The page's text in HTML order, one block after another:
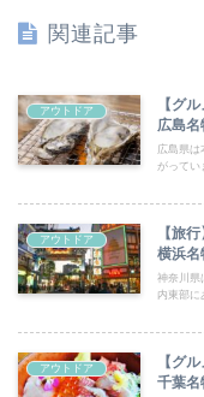
関連記事
アウトドア
【グ
広島
広島県は
アウトドア
【旅
横浜名
神奈川県は
内東部に
アウトドア
【グ
千葉名